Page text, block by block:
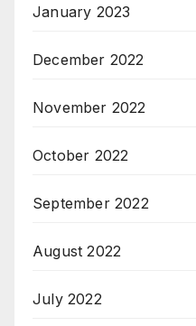
January 2023
December 2022
November 2022
October 2022
September 2022
August 2022
July 2022